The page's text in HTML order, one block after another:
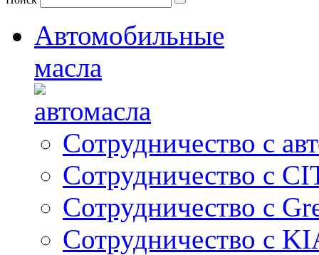
Автомобильные
масла
Сотрудничество с
Сотрудничество с
Сотрудничество с
Сотрудничество с